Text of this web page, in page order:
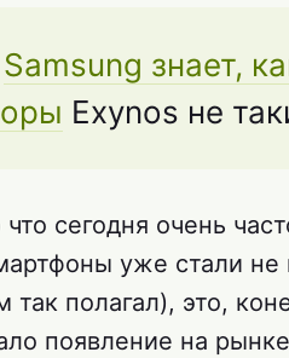
Samsung знает,
Exynos не
сегодня очень
уже стали
так полагал), это,
появление на